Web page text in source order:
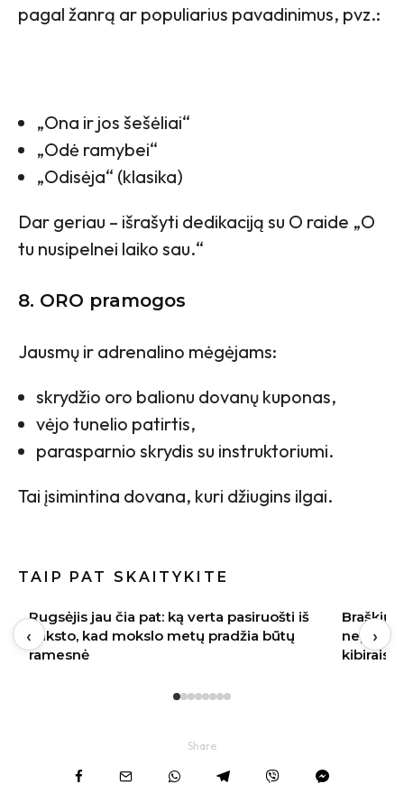
pagal žanrą ar populiarius pavadinimus, pvz.:
„Ona ir jos šešėliai“
„Odė ramybei“
„Odisėja“ (klasika)
Dar geriau – išrašyti dedikaciją su O raide „O
tu nusipelnei laiko sau.“
8. ORO pramogos
Jausmų ir adrenalino mėgėjams:
skrydžio oro balionu dovanų kuponas,
vėjo tunelio patirtis,
parasparnio skrydis su instruktoriumi.
Tai įsimintina dovana, kuri džiugins ilgai.
TAIP PAT SKAITYKITE
Braškių sodinimas rugpjūtį 2026:
nepraleiskite šių datų – kitąmet skinsite
kibirais
‹ ›
Share